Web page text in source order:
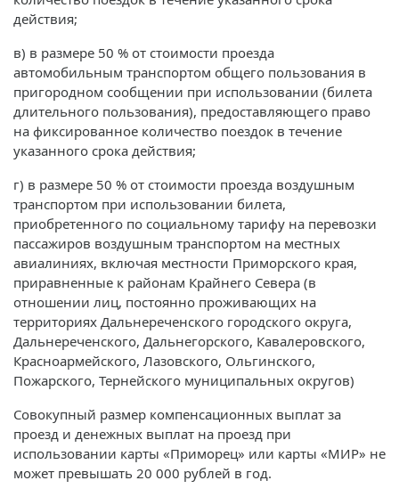
действия;
в) в размере 50 % от стоимости проезда
автомобильным транспортом общего пользования в
пригородном сообщении при использовании (билета
длительного пользования), предоставляющего право
на фиксированное количество поездок в течение
указанного срока действия;
г) в размере 50 % от стоимости проезда воздушным
транспортом при использовании билета,
приобретенного по социальному тарифу на перевозки
пассажиров воздушным транспортом на местных
авиалиниях, включая местности Приморского края,
приравненные к районам Крайнего Севера (в
отношении лиц, постоянно проживающих на
территориях Дальнереченского городского округа,
Дальнереченского, Дальнегорского, Кавалеровского,
Красноармейского, Лазовского, Ольгинского,
Пожарского, Тернейского муниципальных округов)
Совокупный размер компенсационных выплат за
проезд и денежных выплат на проезд при
использовании карты «Приморец» или карты «МИР» не
может превышать 20 000 рублей в год.